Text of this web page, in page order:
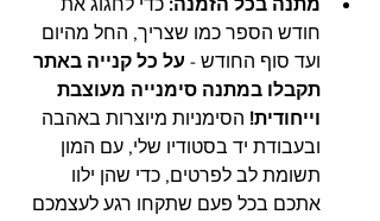
מתנה בכל הזמנה: כדי לחגוג את
חודש הספר כמו שצריך, החל מהיום
ועד סוף החודש - על כל קנייה באתר
תקבלו במתנה סימנייה מעוצבת
וייחודית! הסימניות מיוצרות באהבה
ובעבודת יד בסטודיו שלי, עם המון
תשומת לב לפרטים, כדי שהן ילוו
אתכם בכל פעם שתקחו רגע לעצמכם